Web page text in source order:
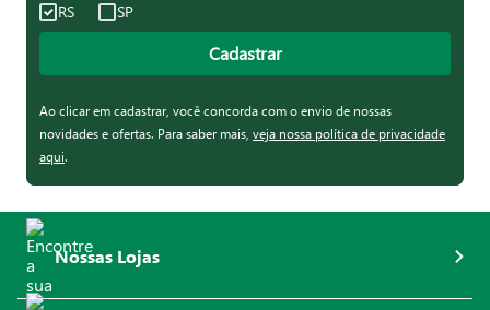
RS SP
Cadastrar
Ao clicar em cadastrar, você concorda com o envio de nossas
novidades e ofertas. Para saber mais, veja nossa política de privacidade
aqui.
Nossas Lojas